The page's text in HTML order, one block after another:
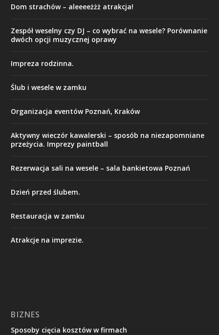
Dom strachów – aleeeeżżż atrakcja!
Zespół weselny czy DJ – co wybrać na wesele? Porównanie
dwóch opcji muzycznej oprawy
Impreza rodzinna.
Ślub i wesele w zamku
Organizacja eventów Poznań, Kraków
Aktywny wieczór kawalerski – sposób na niezapomniane
przeżycia. Imprezy paintball
Rezerwacja sali na wesele – sala bankietowa Poznań
Dzień przed ślubem.
Restauracja w zamku
Atrakcje na imprezie.
BIZNES
Sposoby cięcia kosztów w firmach